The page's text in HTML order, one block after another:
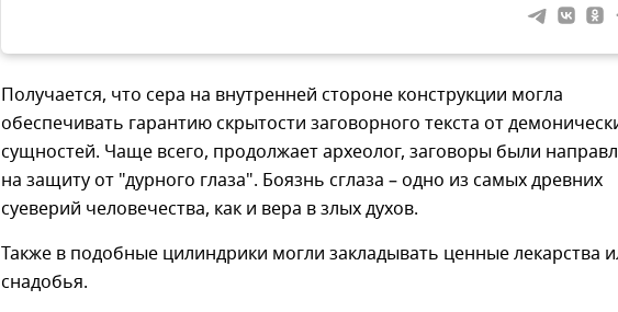
Получается, что сера на внутренней стороне конструкции могла
обеспечивать гарантию скрытости заговорного текста от
сущностей. Чаще всего, продолжает археолог, заговоры были
на защиту от "дурного глаза". Боязнь сглаза – одно из самых древних
суеверий человечества, как и вера в злых духов.
Также в подобные цилиндрики могли закладывать ценные лекарства
снадобья.